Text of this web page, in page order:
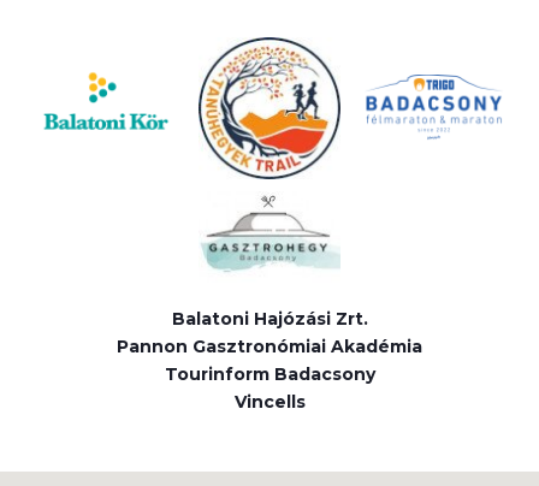
Balatoni Hajózási Zrt.
Pannon Gasztronómiai Akadémia
Tourinform Badacsony
Vincells